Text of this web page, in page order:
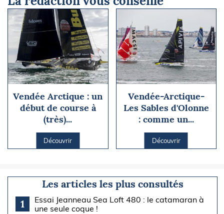
Vendée Arctique : un
début de course à
(très)...
Découvrir
Vendée-Arctique-
Les Sables d'Olonne
: comme un...
Découvrir
Les articles les plus consultés
1
Essai Jeanneau Sea Loft 480 : le catamaran à
une seule coque !